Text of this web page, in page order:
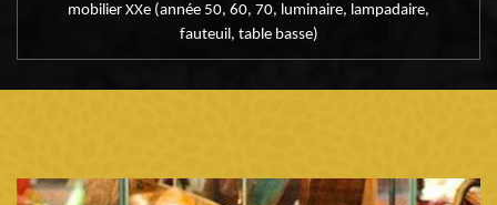
mobilier XXe (année 50, 60, 70, luminaire, lampadaire,
fauteuil, table basse)